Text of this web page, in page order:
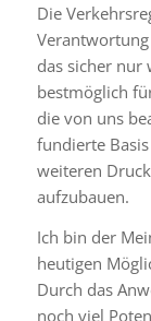
Die
das sicher nur
bestmöglich
die von uns
fundierte
weiteren
aufzubauen.
Ich bin der
heutigen
Durch das
noch viel